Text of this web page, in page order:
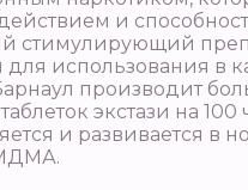
и
стимулирующий
использования в
производит
экстази на
и развивается